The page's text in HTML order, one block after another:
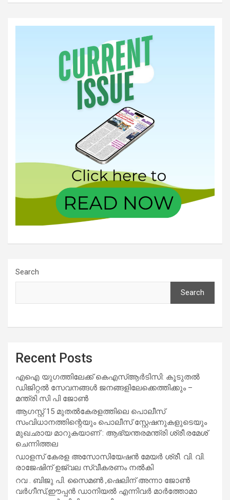
Search
Search
Recent Posts
എഐ യുഗത്തിലേക്ക് കെഎസ്ആർടിസി: കൂടുതൽ
ഡിജിറ്റൽ സേവനങ്ങൾ ജനങ്ങളിലേക്കെത്തിക്കും –
മന്ത്രി സി പി ജോൺ
ആഗസ്റ്റ് 15 മുതല്‍കേരളത്തിലെ പൊലീസ്
സംവിധാനത്തിന്റെയും പൊലീസ് സ്റ്റേഷനുകളുടെയും
മുഖഛായ മാറുകയാണ് : ആഭ്യന്തരമന്ത്രി ശ്രീ.രമേശ്
ചെന്നിത്തല
ഡാളസ് കേരള അസോസിയേഷൻ മേയർ ശ്രീ. വി. വി.
രാജേഷിന് ഉജ്വല സ്വീകരണം നൽകി
റവ . ബിജു പി. സൈമൺ ,ഷെലിന് അന്നാ ജോൺ
വർഗീസ്,ഈപ്പൻ ഡാനിയൽ എന്നിവർ മാർത്തോമാ